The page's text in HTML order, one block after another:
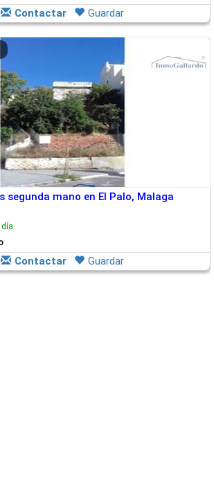
Contactar Guardar
segunda mano en El Palo, Malaga
día
Contactar Guardar